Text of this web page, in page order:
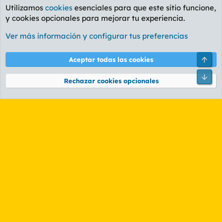
Foro General
Cookies
PL OLDSTYLE AMARILLO
Términos y reglas Política de privacidad Ayuda
Community platform by XenForo® © 2010-2026 XenForo Ltd.
Utilizamos cookies esenciales para que este sitio funcione,
y cookies opcionales para mejorar tu experiencia.
Ver más información y configurar tus preferencias
Aceptar todas las cookies
Rechazar cookies opcionales
Pie